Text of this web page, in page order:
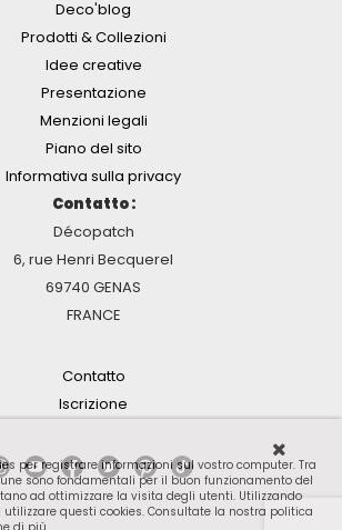
Deco'blog
Prodotti & Collezioni
Idee creative
Presentazione
Menzioni legali
Piano del sito
Informativa sulla privacy
Contatto :
Décopatch
6, rue Henri Becquerel
69740 GENAS
FRANCE
Contatto
Iscrizione
per registrare informazioni sul vostro computer. Tra
sono fondamentali per il buon funzionamento del
ad ottimizzare la visita degli utenti. Utilizzando
questi cookies. Consultate la nostra politica